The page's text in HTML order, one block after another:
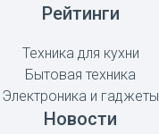
Рейтинги
Техника для кухни
Бытовая техника
Электроника и гаджеты
Новости